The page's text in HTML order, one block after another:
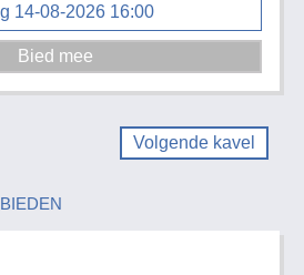
14-08-2026 16:00
Volgende kavel